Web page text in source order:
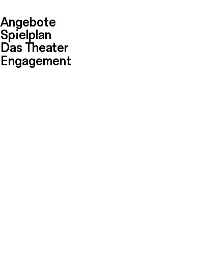
Angebote
Spielplan
Das Theater
Engagement